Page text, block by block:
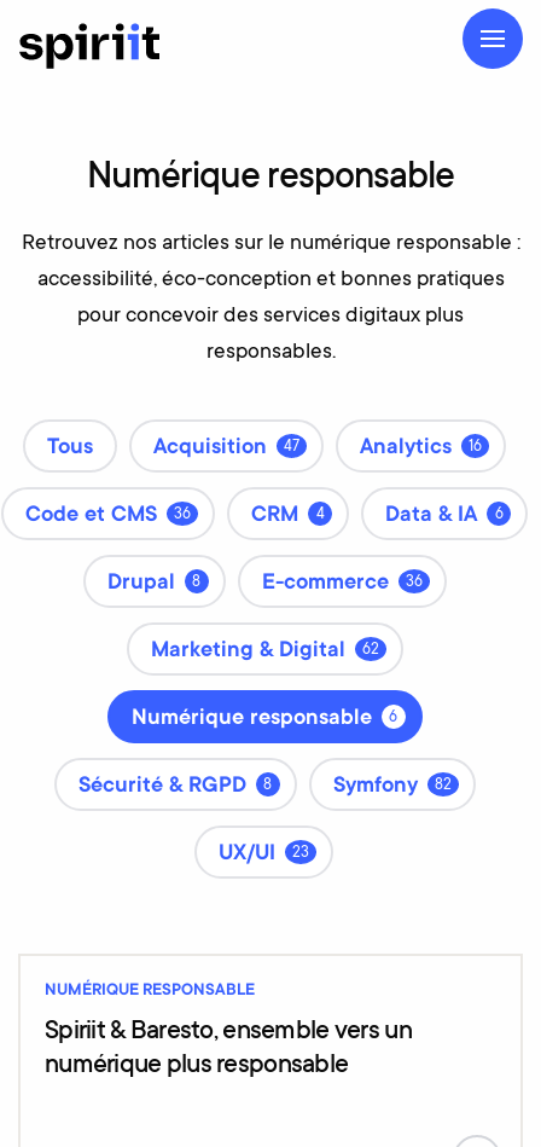
Numérique responsable
Retrouvez nos articles sur le numérique responsable :
accessibilité, éco-conception et bonnes pratiques
pour concevoir des services digitaux plus
responsables.
Tous Acquisition 47 Analytics 16
Code et CMS 36 CRM 4 Data & IA 6
Drupal 8 E-commerce 36
Marketing & Digital 62
Numérique responsable 6
Sécurité & RGPD 8 Symfony 82
UX/UI 23
NUMÉRIQUE RESPONSABLE
Spiriit & Baresto, ensemble vers un
numérique plus responsable